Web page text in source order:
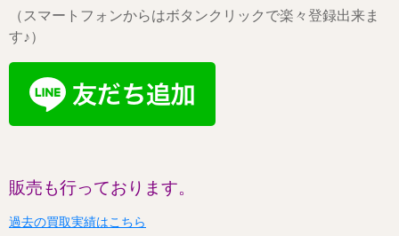
（スマートフォンからはボタンクリックで楽々登録出来ま
す♪）
販売も行っております。
過去の買取実績はこちら